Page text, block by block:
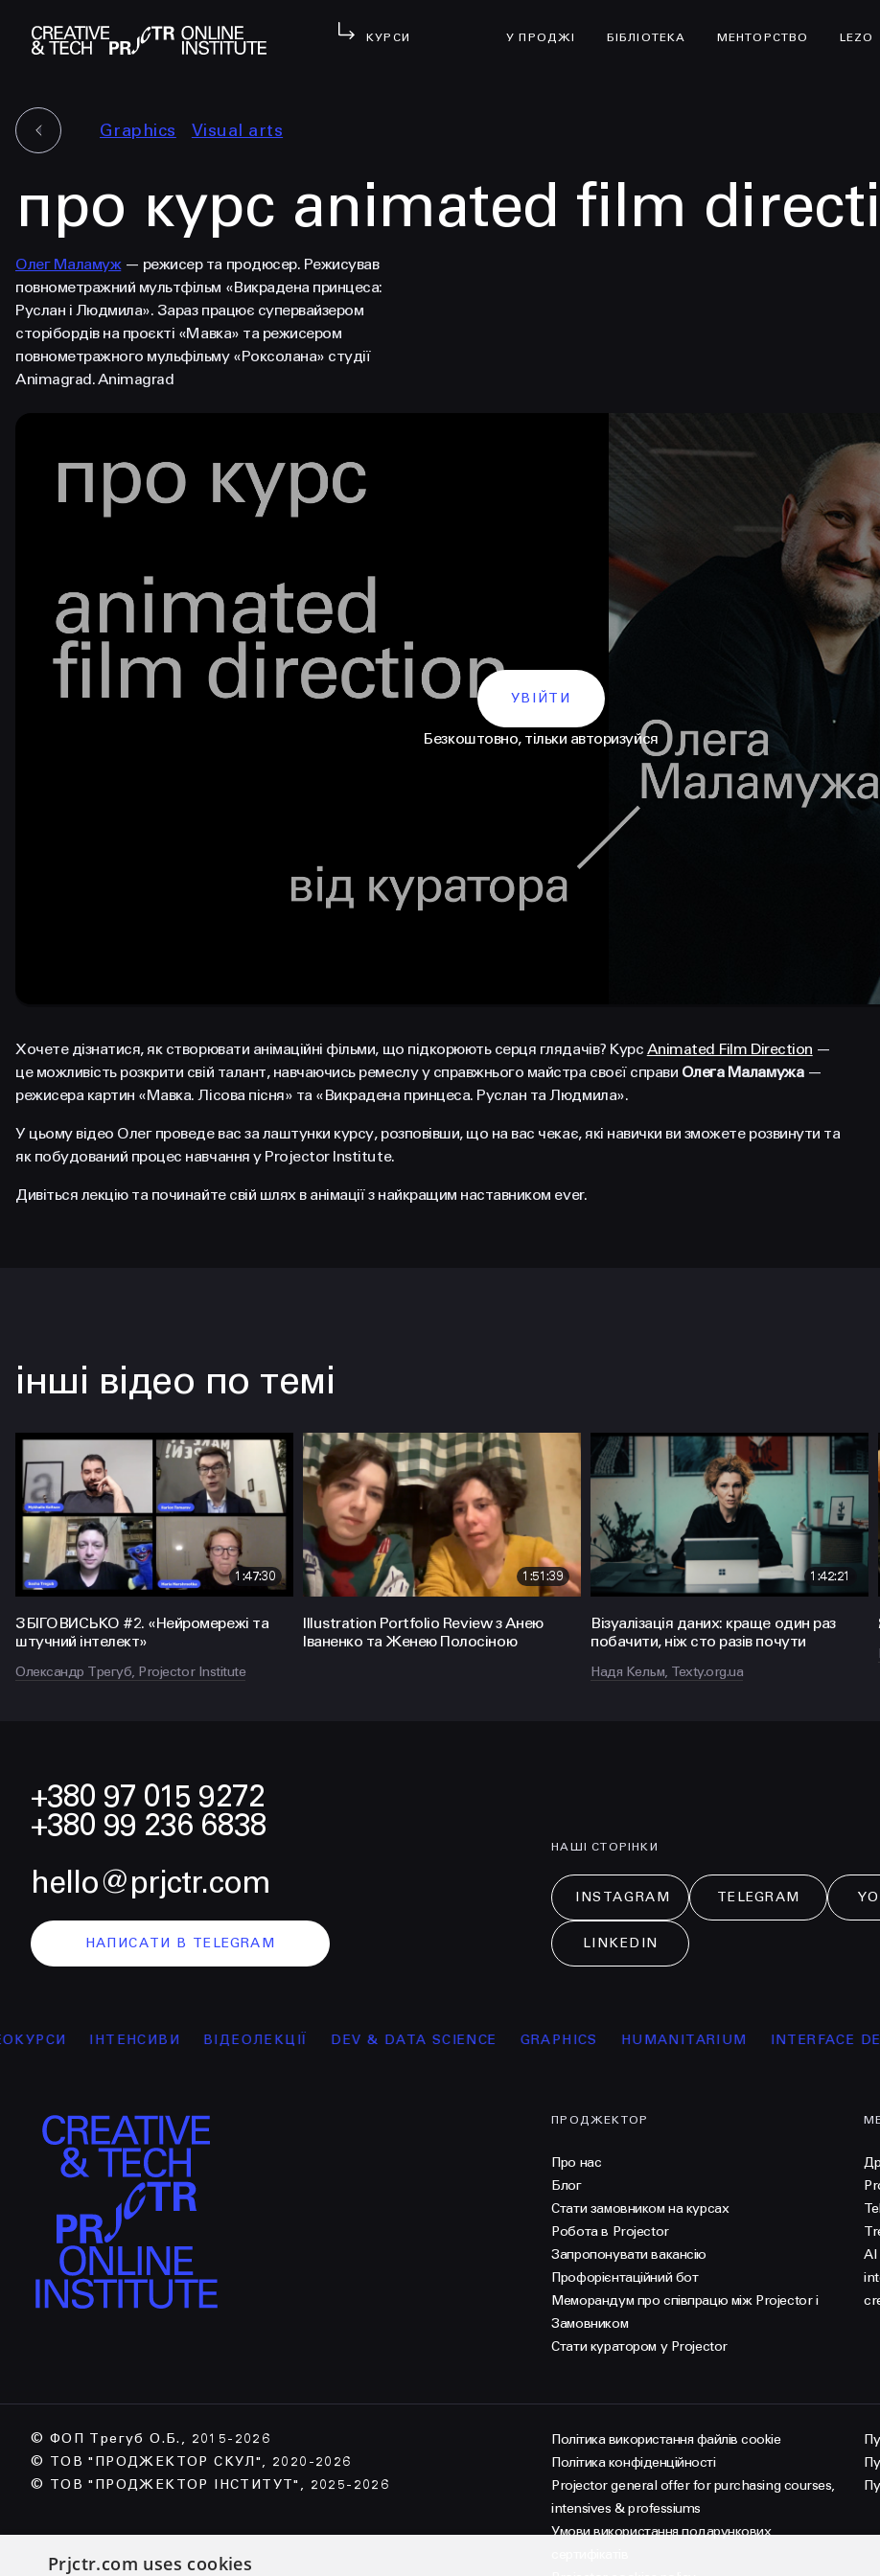
КУРСИ У ПРОДЖІ БІБЛІОТЕКА МЕНТОРСТВО LEZO
Політикою
Конфіденційності
hello@prjctr.com.ua
Graphics Visual arts
про курс animated film
Олег Маламуж— режисер та продюсер. Режисував
повнометражний мультфільм «Викрадена принцеса:
Руслан і Людмила». Зараз працює супервайзером
сторібордів на проєкті «Мавка» та режисером
повнометражного мульфільму «Роксолана» студії
Animagrad. Animagrad
УВІЙТИ
Безкоштовно, тільки авторизуйся
Хочете дізнатися, як створювати анімаційні фільми, що підкорюють серця глядачів? Курс Animated Film Direction —
це можливість розкрити свій талант, навчаючись ремеслу у справжнього майстра своєї справи Олега Маламужа—
режисера картин «Мавка. Лісова пісня» та «Викрадена принцеса. Руслан та Людмила».
У цьому відео Олег проведе вас за лаштунки курсу, розповівши, що на вас чекає, які навички ви зможете розвинути та
як побудований процес навчання у Projector Institute.
Дивіться лекцію та починайте свій шлях в анімації з найкращим наставником ever.
інші відео по темі
1:47:30
ЗБІГОВИСЬКО #2. «Нейромережі та
штучний інтелект»
Олександр Трегуб, Projector Institute
1:51:39
Illustration Portfolio Review з Анею
Іваненко та Женею Полосіною
1:42:21
Візуалізація даних: краще один раз
побачити, ніж сто разів почути
Надя Кельм, Texty.org.ua
+380 97 015 9272
+380 99 236 6838
hello@prjctr.com
НАПИСАТИ В TELEGRAM
НАШІ СТОРІНКИ
INSTAGRAM TELEGRAM
LINKEDIN
ІНТЕНСИВИ ВІДЕОЛЕКЦІЇ DEV & DATA SCIENCE GRAPHICS HUMANITARIUM INTERFACE DESIGN
ПРОДЖЕКТОР
Про нас
Блог
Стати замовником на курсах
Робота в Projector
Запропонувати вакансію
Профорієнтаційний бот
Меморандум про співпрацю між Projector і
Замовником
Стати куратором у Projector
AI
© ФОП Трегуб О.Б., 2015-2026
© ТОВ "ПРОДЖЕКТОР СКУЛ", 2020-2026
© ТОВ "ПРОДЖЕКТОР ІНСТИТУТ", 2025-2026
Політика використання файлів cookie
Політика конфіденційності
Projector general offer for purchasing courses,
intensives & professiums
Умови використання подарункових
НАПИСАТИ
Prjctr.com uses cookies